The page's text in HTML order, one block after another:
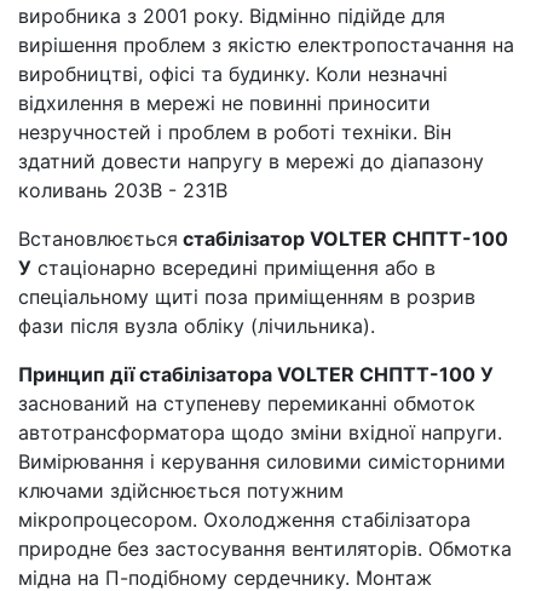
виробника з 2001 року. Відмінно підійде для
вирішення проблем з якістю електропостачання на
виробництві, офісі та будинку. Коли незначні
відхилення в мережі не повинні приносити
незручностей і проблем в роботі техніки. Він
здатний довести напругу в мережі до діапазону
коливань 203В - 231В
Встановлюється стабілізатор VOLTER СНПТТ-100
У стаціонарно всередині приміщення або в
спеціальному щиті поза приміщенням в розрив
фази після вузла обліку (лічильника).
Принцип дії стабілізатора VOLTER СНПТТ-100 У
заснований на ступеневу перемиканні обмоток
автотрансформатора щодо зміни вхідної напруги.
Вимірювання і керування силовими симісторними
ключами здійснюється потужним
мікропроцесором. Охолодження стабілізатора
природне без застосування вентиляторів. Обмотка
мідна на П-подібному сердечнику. Монтаж